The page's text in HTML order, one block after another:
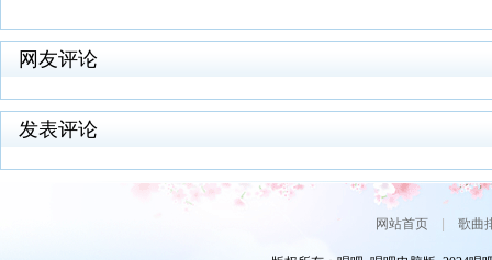
网友评论
发表评论
网站首页| 歌曲